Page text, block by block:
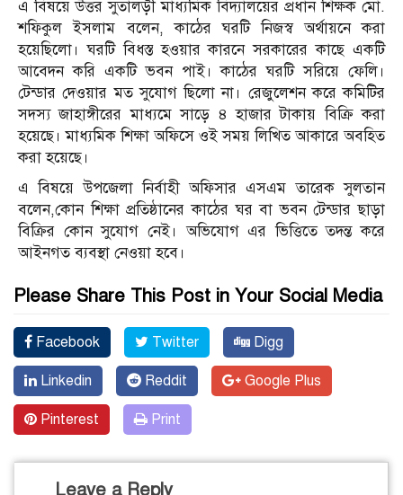
এ বিষয়ে উত্তর সুতালড়ী মাধ্যমিক বিদ্যালয়ের প্রধান শিক্ষক মো.
শফিকুল ইসলাম বলেন, কাঠের ঘরটি নিজস্ব অর্থায়নে করা
হয়েছিলো। ঘরটি বিধস্ত হওয়ার কারনে সরকারের কাছে একটি
আবেদন করি একটি ভবন পাই। কাঠের ঘরটি সরিয়ে ফেলি।
টেন্ডার দেওয়ার মত সুযোগ ছিলো না। রেজুলেশন করে কমিটির
সদস্য জাহাঙ্গীরের মাধ্যমে সাড়ে ৪ হাজার টাকায় বিক্রি করা
হয়েছে। মাধ্যমিক শিক্ষা অফিসে ওই সময় লিখিত আকারে অবহিত
করা হয়েছে।
এ বিষয়ে উপজেলা নির্বাহী অফিসার এসএম তারেক সুলতান
বলেন,কোন শিক্ষা প্রতিষ্ঠানের কাঠের ঘর বা ভবন টেন্ডার ছাড়া
বিক্রির কোন সুযোগ নেই। অভিযোগ এর ভিত্তিতে তদন্ত করে
আইনগত ব্যবস্থা নেওয়া হবে।
Please Share This Post in Your Social Media
Facebook Twitter Digg
Linkedin Reddit Google Plus
Pinterest Print
Leave a Reply